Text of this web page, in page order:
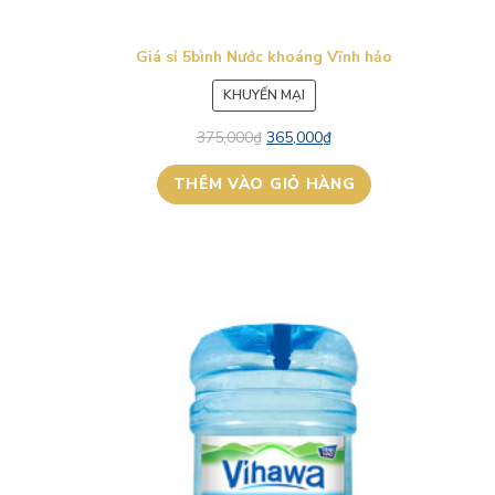
Giá sỉ 5bình Nước khoáng Vĩnh hảo
KHUYẾN MẠI
PHẨM
ĐANG
GIẢM
GIÁ
375,000₫ 365,000₫
THÊM VÀO GIỎ HÀNG